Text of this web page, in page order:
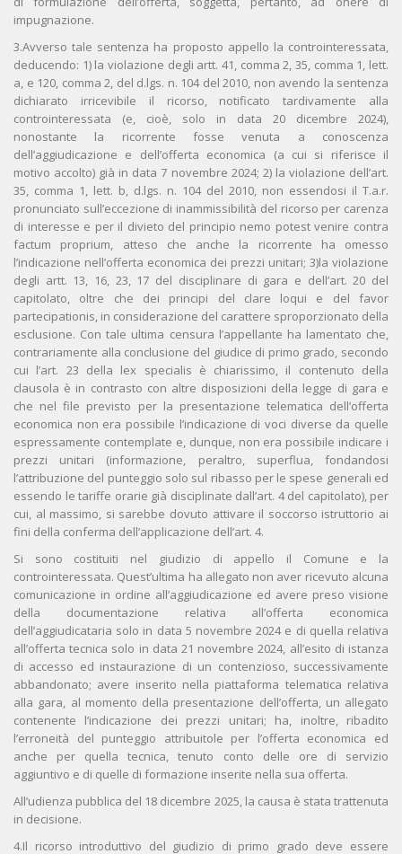
impugnazione.
3.Avverso tale sentenza ha proposto appello la controinteressata,
deducendo: 1) la violazione degli artt. 41, comma 2, 35, comma 1, lett.
a, e 120, comma 2, del d.lgs. n. 104 del 2010, non avendo la sentenza
dichiarato irricevibile il ricorso, notificato tardivamente alla
controinteressata (e, cioè, solo in data 20 dicembre 2024),
nonostante la ricorrente fosse venuta a conoscenza
dell’aggiudicazione e dell’offerta economica (a cui si riferisce il
motivo accolto) già in data 7 novembre 2024; 2) la violazione dell’art.
35, comma 1, lett. b, d.lgs. n. 104 del 2010, non essendosi il T.a.r.
pronunciato sull’eccezione di inammissibilità del ricorso per carenza
di interesse e per il divieto del principio nemo potest venire contra
factum proprium, atteso che anche la ricorrente ha omesso
l’indicazione nell’offerta economica dei prezzi unitari; 3)la violazione
degli artt. 13, 16, 23, 17 del disciplinare di gara e dell’art. 20 del
capitolato, oltre che dei principi del clare loqui e del favor
partecipationis, in considerazione del carattere sproporzionato della
esclusione. Con tale ultima censura l’appellante ha lamentato che,
contrariamente alla conclusione del giudice di primo grado, secondo
cui l’art. 23 della lex specialis è chiarissimo, il contenuto della
clausola è in contrasto con altre disposizioni della legge di gara e
che nel file previsto per la presentazione telematica dell’offerta
economica non era possibile l’indicazione di voci diverse da quelle
espressamente contemplate e, dunque, non era possibile indicare i
prezzi unitari (informazione, peraltro, superflua, fondandosi
l’attribuzione del punteggio solo sul ribasso per le spese generali ed
essendo le tariffe orarie già disciplinate dall’art. 4 del capitolato), per
cui, al massimo, si sarebbe dovuto attivare il soccorso istruttorio ai
fini della conferma dell’applicazione dell’art. 4.
Si sono costituiti nel giudizio di appello il Comune e la
controinteressata. Quest’ultima ha allegato non aver ricevuto alcuna
comunicazione in ordine all’aggiudicazione ed avere preso visione
della documentazione relativa all’offerta economica
dell’aggiudicataria solo in data 5 novembre 2024 e di quella relativa
all’offerta tecnica solo in data 21 novembre 2024, all’esito di istanza
di accesso ed instaurazione di un contenzioso, successivamente
abbandonato; avere inserito nella piattaforma telematica relativa
alla gara, al momento della presentazione dell’offerta, un allegato
contenente l’indicazione dei prezzi unitari; ha, inoltre, ribadito
l’erroneità del punteggio attribuitole per l’offerta economica ed
anche per quella tecnica, tenuto conto delle ore di servizio
aggiuntivo e di quelle di formazione inserite nella sua offerta.
All’udienza pubblica del 18 dicembre 2025, la causa è stata trattenuta
in decisione.
4.Il ricorso introduttivo del giudizio di primo grado deve essere